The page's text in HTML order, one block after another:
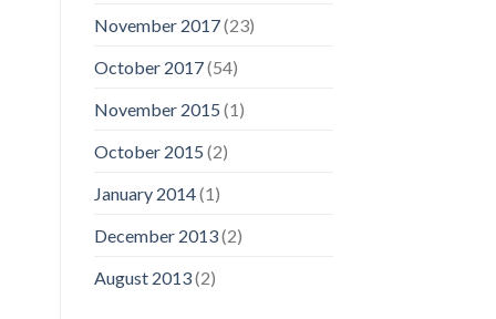
November 2017(23)
October 2017(54)
November 2015 (1)
October 2015 (2)
January 2014(1)
December 2013(2)
August 2013(2)